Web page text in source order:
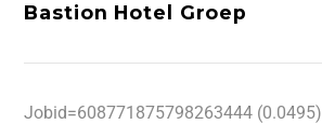
Bastion Hotel Groep
Jobid=608771875798263444 (0.0495)